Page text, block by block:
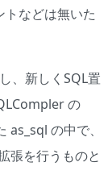
などは無いた
、新しくSQL置
の
の中で、
張を行うものと